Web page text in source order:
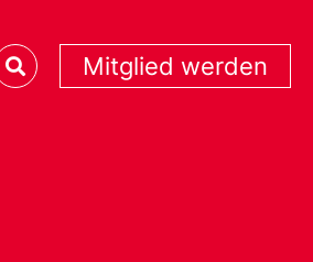
Mitglied werden